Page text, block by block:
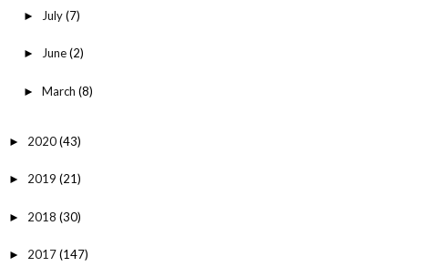
► July(7)
► June(2)
► March (8)
► 2020(43)
► 2019(21)
► 2018(30)
► 2017(147)